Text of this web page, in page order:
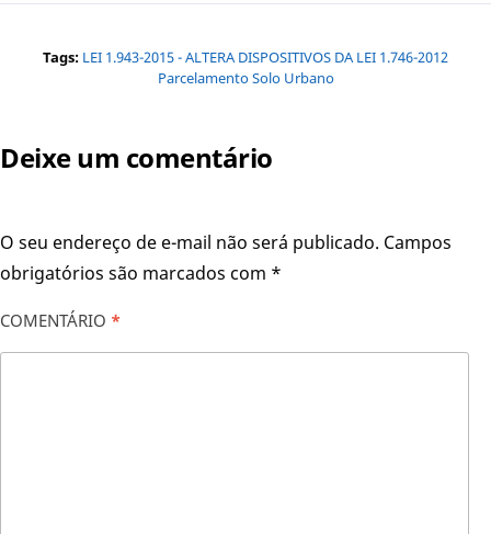
Tags: LEI 1.943-2015 - ALTERA DISPOSITIVOS DA LEI 1.746-2012
Parcelamento Solo Urbano
Deixe um comentário
O seu endereço de e-mail não será publicado. Campos
obrigatórios são marcados com *
COMENTÁRIO *